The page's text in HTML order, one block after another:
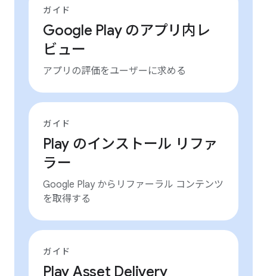
ガイド
Google Play のアプリ内レ
ビュー
アプリの評価をユーザーに求める
ガイド
Play のインストール リファ
ラー
Google Play からリファーラル コンテンツ
を取得する
ガイド
Play Asset Delivery